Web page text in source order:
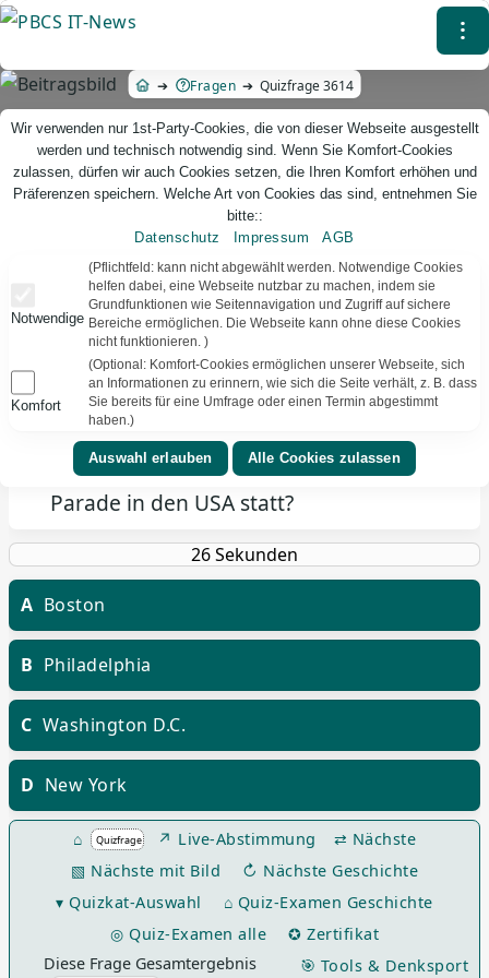
Direkt
Inhalt
⁝
Fragen Quizfrage 3614
PBCS IT-News – IT. Web. Einfach. Webdesign, Analyse & Beratung
Quizfrage 3614
Bereit TEXT VORLESEN
▾ Geschichte ⚑
Wo findet die älteste Thanksgiving-
Parade in den USA statt?
A Boston
B Philadelphia
C Washington D.C.
D New York
⌂ ↗ Live-Abstimmung
⇄ Nächste
▧ Nächste mit Bild
↻ Nächste Geschichte
▾ Quizkat-Auswahl
⌂ Quiz-Examen Geschichte
◎ Quiz-Examen alle
✪ Zertifikat
🎯 Tools & Denksport
Diese Frage Gesamtergebnis
Wir verwenden nur 1st-Party-Cookies, die von dieser Webseite ausgestellt
werden und technisch notwendig sind. Wenn Sie Komfort-Cookies
zulassen, dürfen wir auch Cookies setzen, die Ihren Komfort erhöhen und
Präferenzen speichern. Welche Art von Cookies das sind, entnehmen Sie
bitte::
Datenschutz
Impressum AGB
Notwendige
(Pflichtfeld: kann nicht abgewählt werden. Notwendige Cookies
helfen dabei, eine Webseite nutzbar zu machen, indem sie
Grundfunktionen wie Seitennavigation und Zugriff auf sichere
Bereiche ermöglichen. Die Webseite kann ohne diese Cookies
nicht funktionieren. )
Komfort
(Optional: Komfort-Cookies ermöglichen unserer Webseite, sich
an Informationen zu erinnern, wie sich die Seite verhält, z. B. dass
Sie bereits für eine Umfrage oder einen Termin abgestimmt
haben.)